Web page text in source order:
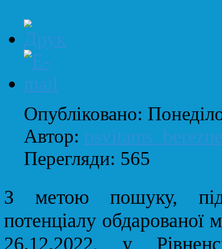
Опубліковано:
Автор:
Перегляди: 565
З метою пошуку,
потенціалу обдарованої
26.12.2022, у